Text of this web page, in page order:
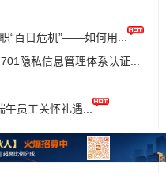
“百日危机”——如何用...
隐私信息管理体系认证...
午员工关怀礼遇...